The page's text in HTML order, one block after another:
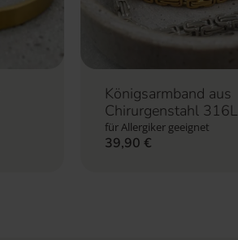
Königsarmband aus
Chirurgenstahl 316L
für Allergiker geeignet
39,90 €